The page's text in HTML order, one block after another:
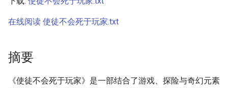
搜
索
在线阅读 使徒不会死于玩家.txt
摘要
《使徒不会死于玩家》是一部结合了游戏、探险与奇幻元素